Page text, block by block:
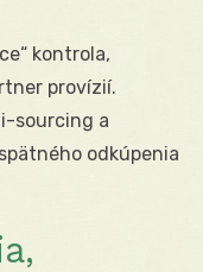
kontrola,
provízií.
sourcing a
odkúpenia